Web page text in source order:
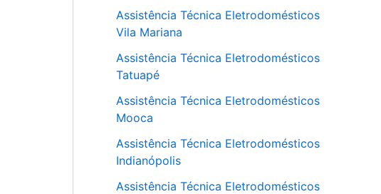
Assistência Técnica Eletrodomésticos
Vila Mariana
Assistência Técnica Eletrodomésticos
Tatuapé
Assistência Técnica Eletrodomésticos
Mooca
Assistência Técnica Eletrodomésticos
Indianópolis
Assistência Técnica Eletrodomésticos